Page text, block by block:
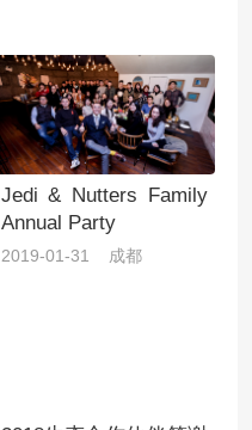
Jedi & Nutters Family
Annual Party
2019-01-31 成都